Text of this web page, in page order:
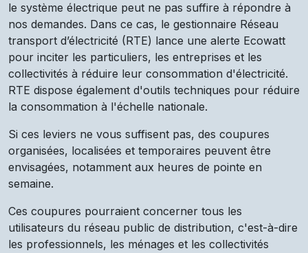
le système électrique peut ne pas suffire à répondre à
nos demandes. Dans ce cas, le gestionnaire Réseau
transport d’électricité (RTE) lance une alerte Ecowatt
pour inciter les particuliers, les entreprises et les
collectivités à réduire leur consommation d'électricité.
RTE dispose également d'outils techniques pour réduire
la consommation à l'échelle nationale.
Si ces leviers ne vous suffisent pas, des coupures
organisées, localisées et temporaires peuvent être
envisagées, notamment aux heures de pointe en
semaine.
Ces coupures pourraient concerner tous les
utilisateurs du réseau public de distribution, c'est-à-dire
les professionnels, les ménages et les collectivités